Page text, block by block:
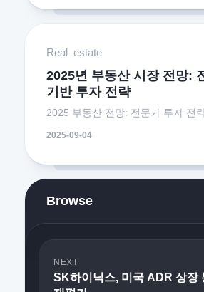
Real_estate
2025년 부동산 시장 전망:
기반 투자 전략
2025 부동산 전망: 전문가 투자 전략
2025-09-04
Browse
NEXT
SK하이닉스, 미국 ADR 상장